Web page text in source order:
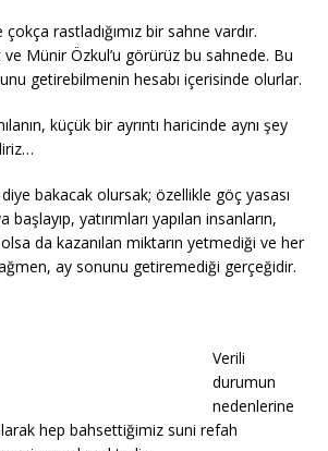
rastladığımız bir sahne vardır.
Münir Özkul’u görürüz bu sahnede. Bu
getirebilmenin hesabı içerisinde olurlar.
küçük bir ayrıntı haricinde aynı şey
diye bakacak olursak; özellikle göç yasası
yatırımları yapılan insanların,
olsa da kazanılan miktarın yetmediği ve her
ay sonunu getiremediği gerçeğidir.
Verili
durumun
nedenlerine
hep bahsettiğimiz suni refah